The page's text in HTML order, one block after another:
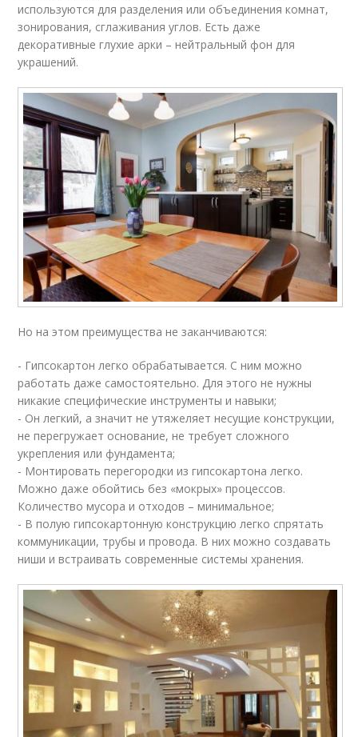
используются для разделения или объединения комнат,
зонирования, сглаживания углов. Есть даже
декоративные глухие арки – нейтральный фон для
украшений.
Но на этом преимущества не заканчиваются:
- Гипсокартон легко обрабатывается. С ним можно
работать даже самостоятельно. Для этого не нужны
никакие специфические инструменты и навыки;
- Он легкий, а значит не утяжеляет несущие конструкции,
не перегружает основание, не требует сложного
укрепления или фундамента;
- Монтировать перегородки из гипсокартона легко.
Можно даже обойтись без «мокрых» процессов.
Количество мусора и отходов – минимальное;
- В полую гипсокартонную конструкцию легко спрятать
коммуникации, трубы и провода. В них можно создавать
ниши и встраивать современные системы хранения.